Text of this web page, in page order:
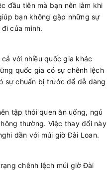
đầu tiên mà bạn nên làm khi
bạn không gặp những sự
của mình.
với nhiều quốc gia khác
quốc gia có sự chênh lệch
sự chuẩn bị trước để dễ dàng
tập thói quen ăn uống, ngủ
thường. Việc thay đổi này
dần với múi giờ Đài Loan.
chênh lệch múi giờ Đài